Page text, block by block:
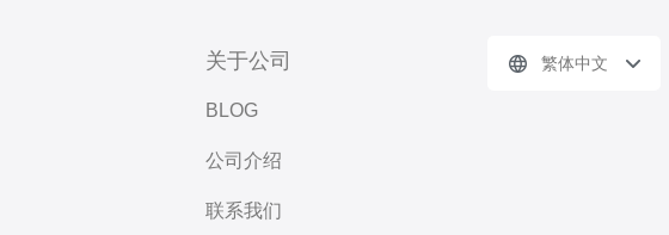
关于公司
BLOG
公司介绍
联系我们
繁体中文